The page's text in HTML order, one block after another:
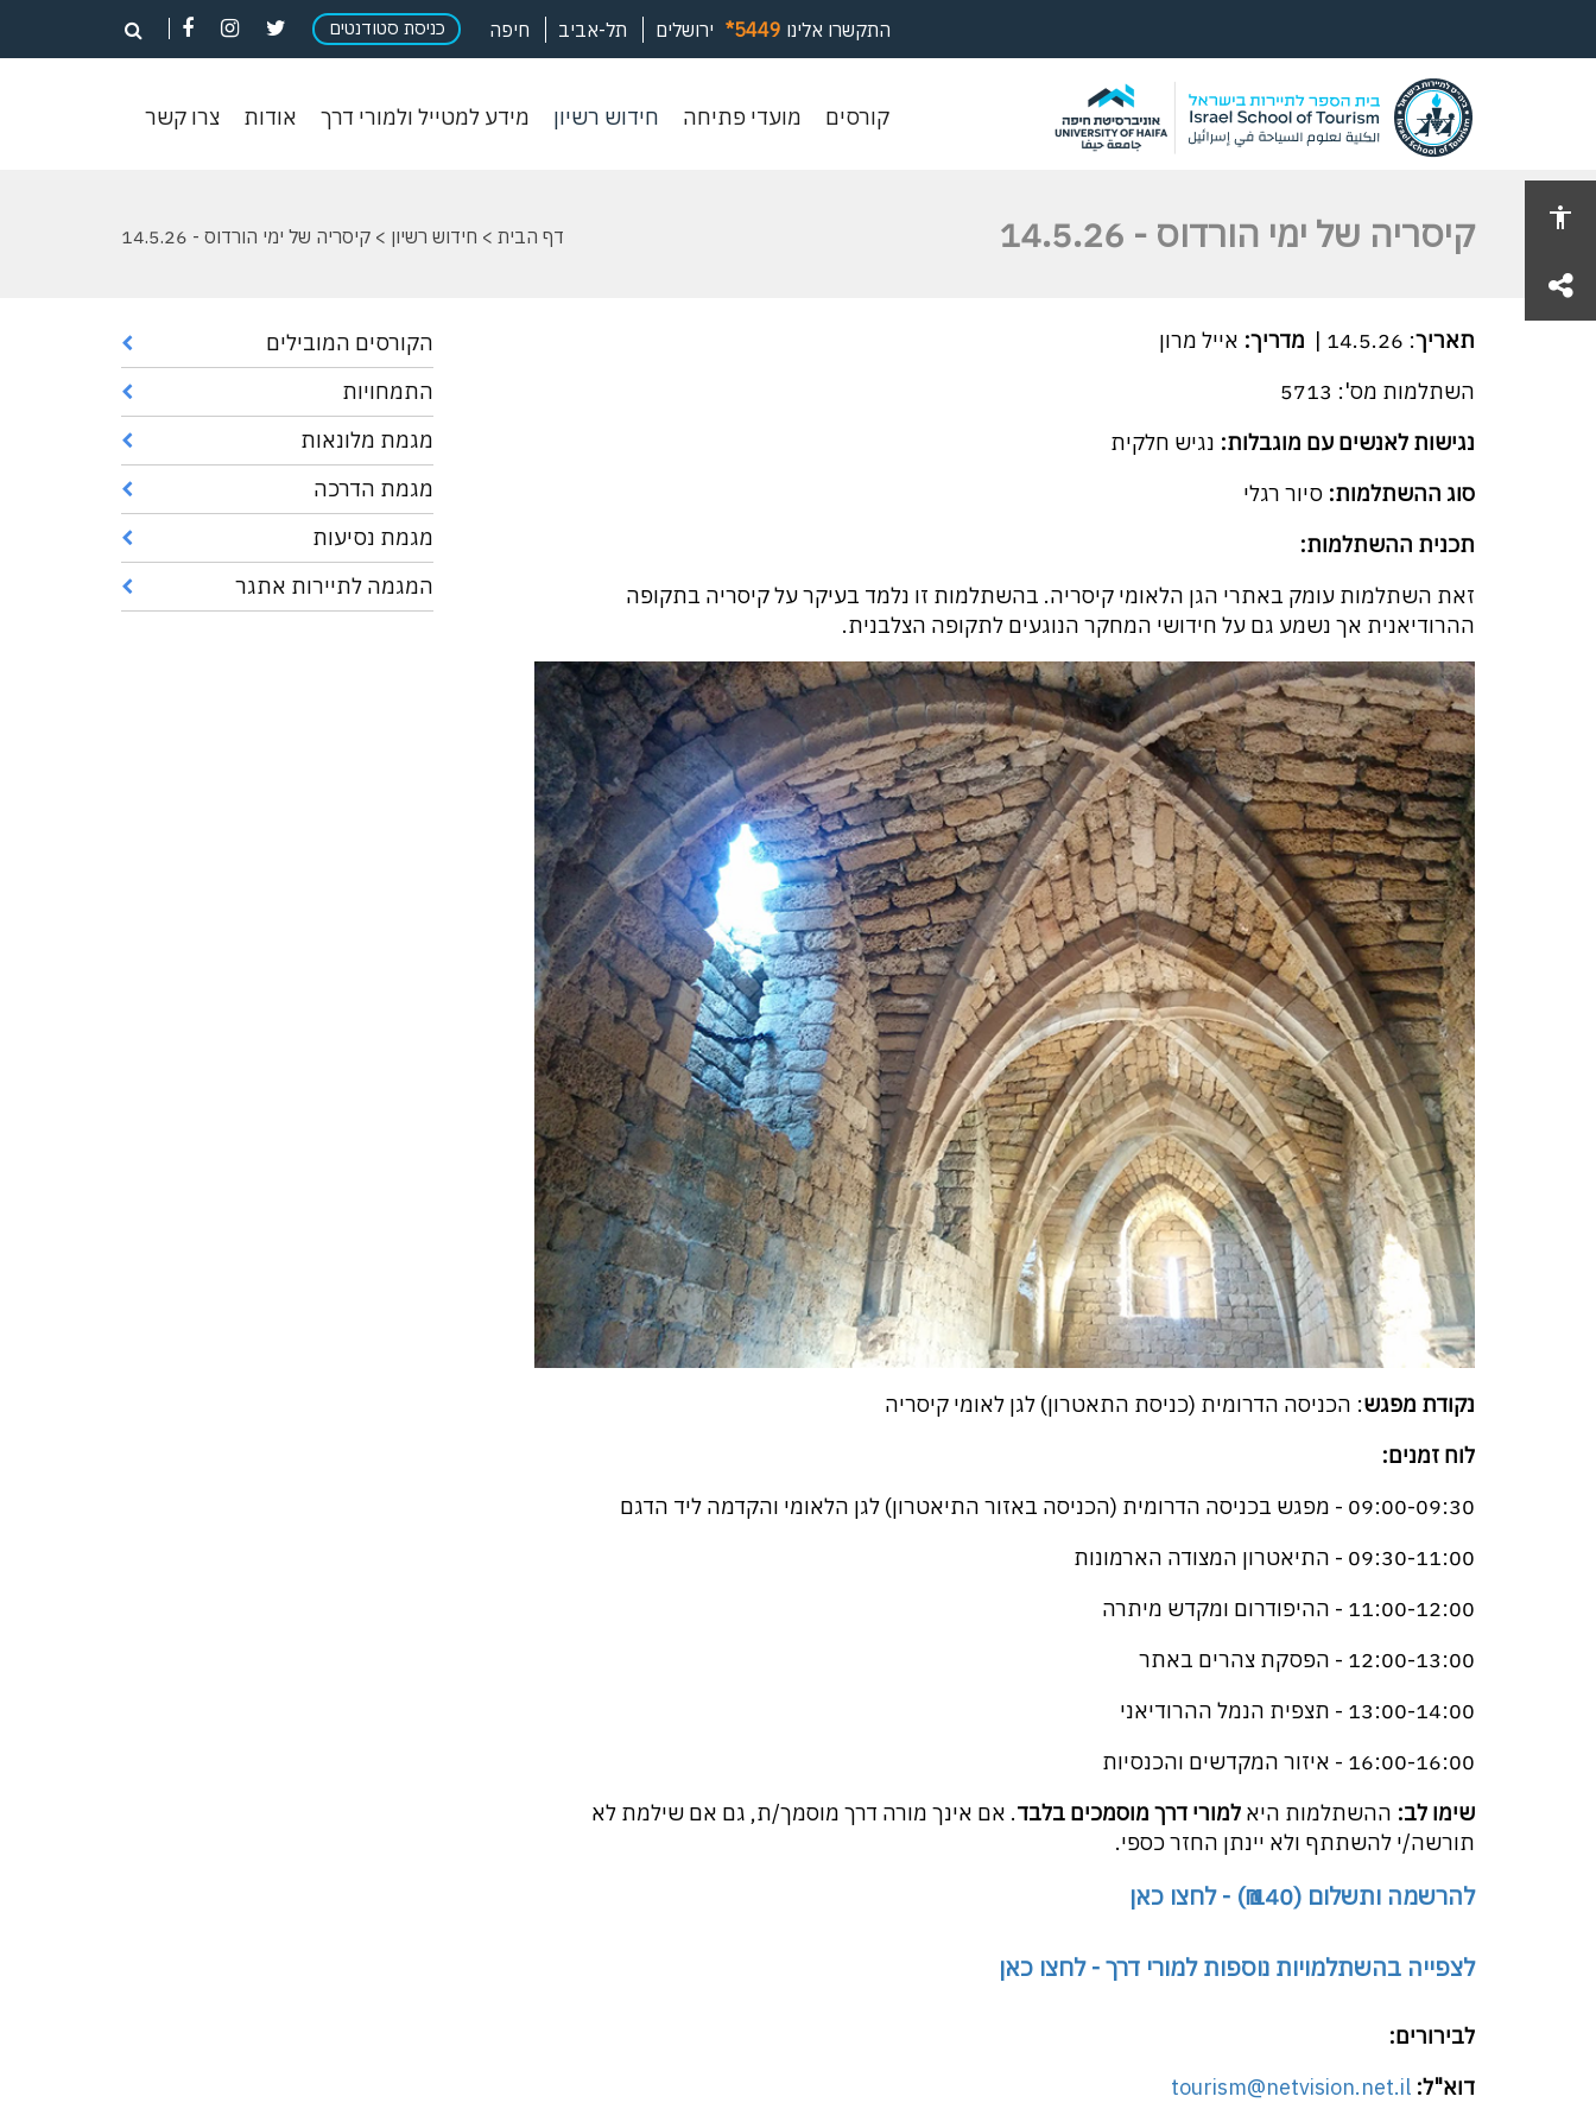
share
פתח
חיפוש
כניסת סטודנטים פתחפתח
חיפוש
פתח
חיפוש
ירושלים תל-אביב חיפה התקשרו אלינו *5449
קורסים קורסים
מועדי פתיחה מועדי
חידוש רשיון חידוש
מידע למטייל ולמורי דרךמידעאודות אודות
צרו קשרצרו
קיסריה של ימי הורדוס - 14.5.26 דף הבית > חידוש רשיון > קיסריה של ימי הורדוס - 14.5.26
תאריך: 14.5.26 | מדריך: אייל מרון
השתלמות מס': 5713
נגישות לאנשים עם מוגבלות: נגיש חלקית
סוג ההשתלמות: סיור רגלי
תכנית ההשתלמות:
זאת השתלמות עומק באתרי הגן הלאומי קיסריה. בהשתלמות זו נלמד בעיקר על קיסריה בתקופה
ההרודיאנית אך נשמע גם על חידושי המחקר הנוגעים לתקופה הצלבנית.
נקודת מפגש: הכניסה הדרומית (כניסת התאטרון) לגן לאומי קיסריה
לוח זמנים:
09:00-09:30 - מפגש בכניסה הדרומית (הכניסה באזור התיאטרון) לגן הלאומי והקדמה ליד הדגם
09:30-11:00 - התיאטרון המצודה הארמונות
11:00-12:00 - ההיפודרום ומקדש מיתרה
12:00-13:00 - הפסקת צהרים באתר
13:00-14:00 - תצפית הנמל ההרודיאני
16:00-16:00 - איזור המקדשים והכנסיות
שימו לב: ההשתלמות היא למורי דרך מוסמכים בלבד. אם אינך מורה דרך מוסמך/ת, גם אם שילמת לא
תורשה/י להשתתף ולא יינתן החזר כספי.
להרשמה ותשלום (140 ₪) - לחצו כאן
לצפייה בהשתלמויות נוספות למורי דרך - לחצו כאן
לבירורים:
דוא"ל: tourism@netvision.net.il
הקורסים המובילים
התמחויות
מגמת מלונאות
מגמת הדרכה
מגמת נסיעות
המגמה לתיירות אתגר